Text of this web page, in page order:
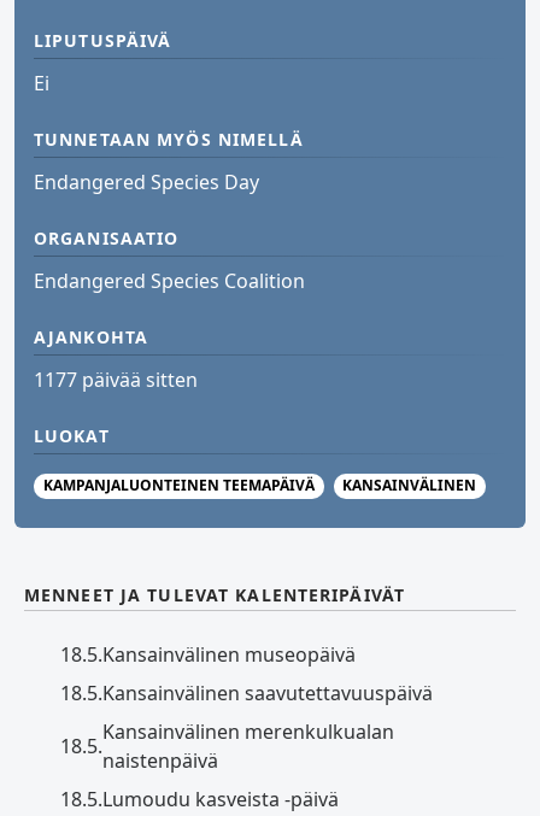
LIPUTUSPÄIVÄ
Ei
TUNNETAAN MYÖS NIMELLÄ
Endangered Species Day
ORGANISAATIO
Endangered Species Coalition
AJANKOHTA
1177 päivää sitten
LUOKAT
KAMPANJALUONTEINEN TEEMAPÄIVÄ KANSAINVÄLINEN
MENNEET JA TULEVAT KALENTERIPÄIVÄT
18.5.Kansainvälinen museopäivä
18.5.Kansainvälinen saavutettavuuspäivä
18.5.
Kansainvälinen merenkulkualan
naistenpäivä
18.5.Lumoudu kasveista -päivä